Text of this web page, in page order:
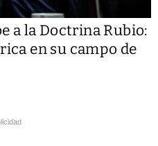
a la Doctrina Rubio:
en su campo de